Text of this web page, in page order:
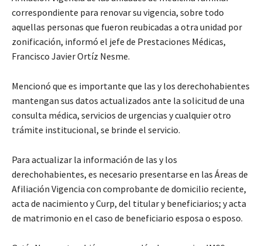
correspondiente para renovar su vigencia, sobre todo
aquellas personas que fueron reubicadas a otra unidad por
zonificación, informó el jefe de Prestaciones Médicas,
Francisco Javier Ortíz Nesme.
Mencionó que es importante que las y los derechohabientes
mantengan sus datos actualizados ante la solicitud de una
consulta médica, servicios de urgencias y cualquier otro
trámite institucional, se brinde el servicio.
Para actualizar la información de las y los
derechohabientes, es necesario presentarse en las Áreas de
Afiliación Vigencia con comprobante de domicilio reciente,
acta de nacimiento y Curp, del titular y beneficiarios; y acta
de matrimonio en el caso de beneficiario esposa o esposo.